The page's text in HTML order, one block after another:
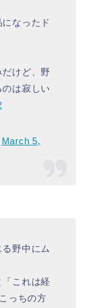
なったド
けど、野
は寂しい
March 5,
野中にム
これは経
っちの方